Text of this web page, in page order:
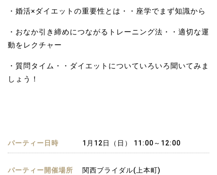
・婚活×ダイエットの重要性とは・・座学でまず知識から
・おなか引き締めにつながるトレーニング法・・適切な運
動をレクチャー
・質問タイム・・ダイエットについていろいろ聞いてみま
しょう！
パーティー日時 1月12日（日） 11:00～12:00
パーティー開催場所 関西ブライダル(上本町)